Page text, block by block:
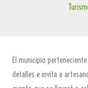
El municipio
detalles e invita a